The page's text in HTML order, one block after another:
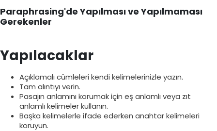
Paraphrasing'de Yapılması ve Yapılmaması
Gerekenler
Yapılacaklar
Açıklamalı cümleleri kendi kelimelerinizle yazın.
Tam alıntıyı verin.
Pasajın anlamını korumak için eş anlamlı veya zıt
anlamlı kelimeler kullanın.
Başka kelimelerle ifade ederken anahtar kelimeleri
koruyun.